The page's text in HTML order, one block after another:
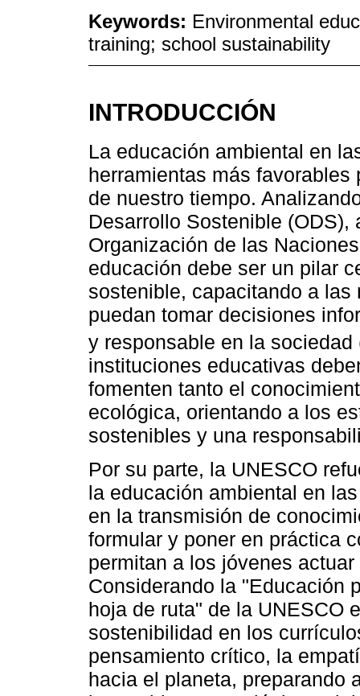
Keywords: Environmental
training; school sustainability
INTRODUCCIÓN
La educación ambiental en
herramientas más
de nuestro tiempo.
Desarrollo Sostenible
Organización de las
educación debe ser un pilar
sostenible, capacitando a
puedan tomar decisiones
y responsable en la sociedad
instituciones educativas
fomenten tanto el
ecológica, orientando a los
sostenibles y una
Por su parte, la UNESCO
la educación ambiental en
en la transmisión de
formular y poner en práctica
permitan a los jóvenes
Considerando la "Educación
hoja de ruta" de la UNESCO
sostenibilidad en los
pensamiento crítico, la
hacia el planeta, preparando